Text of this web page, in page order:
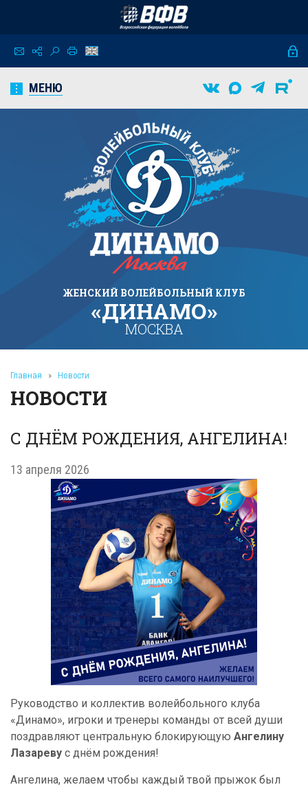
МЕНЮ
ЖЕНСКИЙ ВОЛЕЙБОЛЬНЫЙ КЛУБ
«ДИНАМО»
МОСКВА
Главная » Новости
НОВОСТИ
С ДНЁМ РОЖДЕНИЯ, АНГЕЛИНА!
13 апреля 2026
Руководство и коллектив волейбольного клуба
«Динамо», игроки и тренеры команды от всей души
поздравляют центральную блокирующую Ангелину
Лазареву с днём рождения!
Ангелина, желаем чтобы каждый твой прыжок был